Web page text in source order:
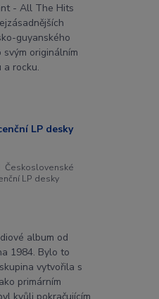
- All The Hits
guyanského
svým originálním
a rocku.
Československé
LP desky
album od
1984. Bylo to
vytvořila s
primárním